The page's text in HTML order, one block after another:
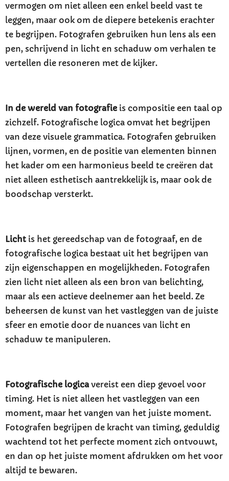
vermogen om niet alleen een enkel beeld vast te
leggen, maar ook om de diepere betekenis erachter
te begrijpen. Fotografen gebruiken hun lens als een
pen, schrijvend in licht en schaduw om verhalen te
vertellen die resoneren met de kijker.
In de wereld van fotografie is compositie een taal op
zichzelf. Fotografische logica omvat het begrijpen
van deze visuele grammatica. Fotografen gebruiken
lijnen, vormen, en de positie van elementen binnen
het kader om een harmonieus beeld te creëren dat
niet alleen esthetisch aantrekkelijk is, maar ook de
boodschap versterkt.
Lichtis het gereedschap van de fotograaf, en de
fotografische logica bestaat uit het begrijpen van
zijn eigenschappen en mogelijkheden. Fotografen
zien licht niet alleen als een bron van belichting,
maar als een actieve deelnemer aan het beeld. Ze
beheersen de kunst van het vastleggen van de juiste
sfeer en emotie door de nuances van licht en
schaduw te manipuleren.
Fotografische logica vereist een diep gevoel voor
timing. Het is niet alleen het vastleggen van een
moment, maar het vangen van het juiste moment.
Fotografen begrijpen de kracht van timing, geduldig
wachtend tot het perfecte moment zich ontvouwt,
en dan op het juiste moment afdrukken om het voor
altijd te bewaren.